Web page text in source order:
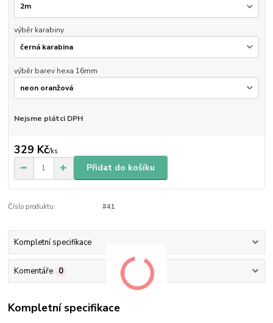
výběr karabiny
výběr barev hexa 16mm
Nejsme plátci DPH
329 Kč/ks
Přidat do košíku
Číslo produktu: #41
Kompletní specifikace
Komentáře 0
Kompletní specifikace